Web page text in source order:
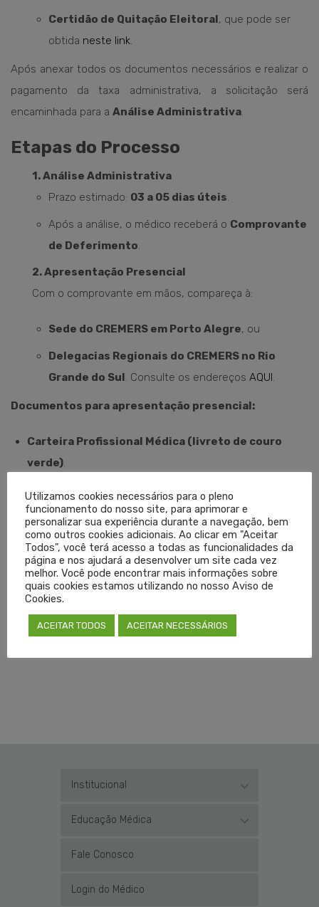
Certidão de Quitação Eleitoral, que pode ser
obtida neste link.
Após anexar todos os documentos necessários e realizar o
pagamento da taxa administrativa, a solicitação será
encaminhada para a Análise Administrativa.
Etapas do Processo
1. Análise Administrativa
Prazo estimado: 03 a 05 dias úteis.
Após a análise, o médico receberá o Comprovante
de Deferimento
2. Apresentação Presencial
Com o comprovante em mãos, compareça à:
Sede do CREMERS em Porto Alegre, ou
Delegacias Regionais do CREMERS no Rio
Grande do Sul . Consulte os endereços AQUI
Documentos para apresentação presencial:
Carteira Profissional Médica (livreto de couro
verde).
IMPORTANTE:
Durante a visita, será capturada uma nova
foto para a emissão daCédula de Identidade Médica
atualizada.
Institucional
Educação Médica
Fale Conosco
Login do Médico
Utilizamos cookies necessários para o pleno
funcionamento do nosso site, para aprimorar e
personalizar sua experiência durante a navegação, bem
como outros cookies adicionais. Ao clicar em "Aceitar
Todos", você terá acesso a todas as funcionalidades da
página e nos ajudará a desenvolver um site cada vez
melhor. Você pode encontrar mais informações sobre
quais cookies estamos utilizando no nosso Aviso de
Cookies.
ACEITAR TODOS ACEITAR NECESSÁRIOS